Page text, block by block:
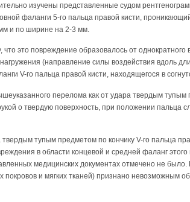
изучены представленные судом
фаланги 5-го пальца правой кисти,
и по ширине на 2-3 мм.
это повреждение образовалось от однократного
(направление силы воздействия вдоль
V-го пальца правой кисти, находящегося в
перелома как от удара твердым тупым
о твердую поверхность, при положении пальца
тупым предметом по кончику V-го пальца
в области концевой и средней фаланг
медицинских документах отмечено не
покровов и мягких тканей) признано невозможным